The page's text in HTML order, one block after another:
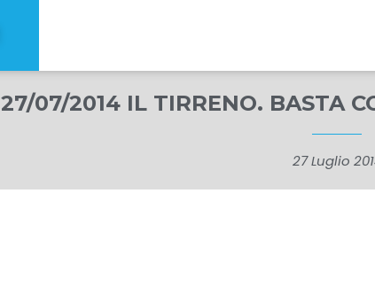
27/07/2014 IL TIRRENO. BASTA
27 Luglio